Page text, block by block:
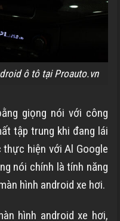
ô tô tại Proauto.vn
giọng nói với công
tập trung khi đang lái
hiện với Al Google
nói chính là tính năng
hình android xe hơi.
hình android xe hơi,